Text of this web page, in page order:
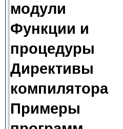
модули
Функции и
процедуры
Директивы
компилятора
Примеры